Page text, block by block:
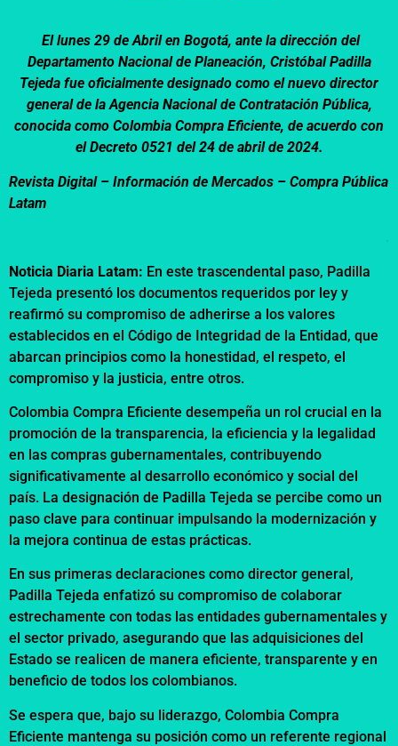
El lunes 29 de Abril en Bogotá, ante la dirección del
Departamento Nacional de Planeación, Cristóbal Padilla
Tejeda fue oficialmente designado como el nuevo director
general de la Agencia Nacional de Contratación Pública,
conocida como Colombia Compra Eficiente, de acuerdo con
el Decreto 0521 del 24 de abril de 2024.
Revista Digital – Información de Mercados – Compra Pública
Latam
.
Noticia Diaria Latam: En este trascendental paso, Padilla
Tejeda presentó los documentos requeridos por ley y
reafirmó su compromiso de adherirse a los valores
establecidos en el Código de Integridad de la Entidad, que
abarcan principios como la honestidad, el respeto, el
compromiso y la justicia, entre otros.
Colombia Compra Eficiente desempeña un rol crucial en la
promoción de la transparencia, la eficiencia y la legalidad
en las compras gubernamentales, contribuyendo
significativamente al desarrollo económico y social del
país. La designación de Padilla Tejeda se percibe como un
paso clave para continuar impulsando la modernización y
la mejora continua de estas prácticas.
En sus primeras declaraciones como director general,
Padilla Tejeda enfatizó su compromiso de colaborar
estrechamente con todas las entidades gubernamentales y
el sector privado, asegurando que las adquisiciones del
Estado se realicen de manera eficiente, transparente y en
beneficio de todos los colombianos.
Se espera que, bajo su liderazgo, Colombia Compra
Eficiente mantenga su posición como un referente regional